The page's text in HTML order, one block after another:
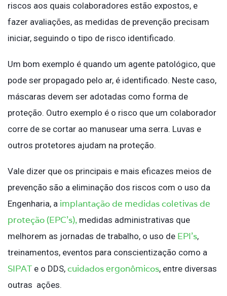
riscos aos quais colaboradores estão expostos, e
fazer avaliações, as medidas de prevenção precisam
iniciar, seguindo o tipo de risco identificado.
Um bom exemplo é quando um agente patológico, que
pode ser propagado pelo ar, é identificado. Neste caso,
máscaras devem ser adotadas como forma de
proteção. Outro exemplo é o risco que um colaborador
corre de se cortar ao manusear uma serra. Luvas e
outros protetores ajudam na proteção.
Vale dizer que os principais e mais eficazes meios de
prevenção são a eliminação dos riscos com o uso da
Engenharia, a implantação de medidas coletivas de
proteção (EPC’s), medidas administrativas que
melhorem as jornadas de trabalho, o uso de EPI’s,
treinamentos, eventos para conscientização como a
SIPAT e o DDS, cuidados ergonômicos, entre diversas
outras ações.